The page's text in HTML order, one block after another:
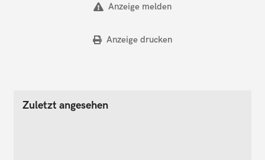
Anzeige melden
Anzeige drucken
Zuletzt angesehen